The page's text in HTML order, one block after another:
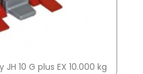
10 G plus EX 10.000 kg